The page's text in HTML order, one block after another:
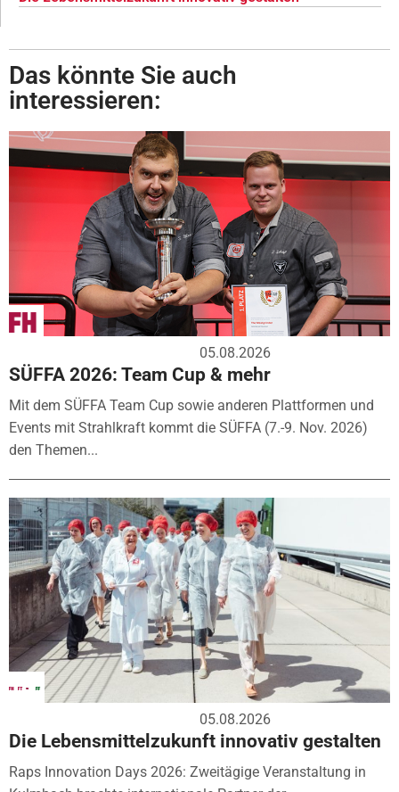
Das könnte Sie auch
interessieren:
05.08.2026
SÜFFA 2026: Team Cup & mehr
Mit dem SÜFFA Team Cup sowie anderen Plattformen und
Events mit Strahlkraft kommt die SÜFFA (7.-9. Nov. 2026)
den Themen...
05.08.2026
Die Lebensmittelzukunft innovativ gestalten
Raps Innovation Days 2026: Zweitägige Veranstaltung in